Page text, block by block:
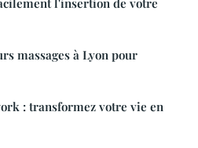
l'insertion de votre
massages à Lyon pour
: transformez votre vie en